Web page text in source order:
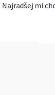
Najradšej mi